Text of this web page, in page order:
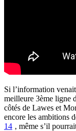
Si l’information
meilleure 3ème ligne
côtés de Lawes et
encore les ambitions
14 , même s’il